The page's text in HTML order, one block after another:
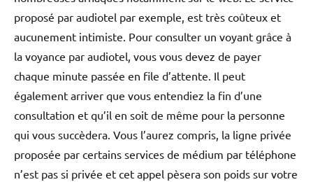
proposé par audiotel par exemple, est très coûteux et
aucunement intimiste. Pour consulter un voyant grâce à
la voyance par audiotel, vous vous devez de payer
chaque minute passée en file d’attente. Il peut
également arriver que vous entendiez la fin d’une
consultation et qu’il en soit de même pour la personne
qui vous succèdera. Vous l’aurez compris, la ligne privée
proposée par certains services de médium par téléphone
n’est pas si privée et cet appel pèsera son poids sur votre